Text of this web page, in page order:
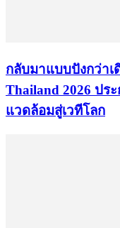
กลับมาแบบปังกว่าเ
Thailand 2026 ปร
แวดล้อมสู่เวทีโลก